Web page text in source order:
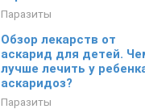
Паразиты
Обзор лекарств от
аскарид для детей.
лучше лечить у
аскаридоз?
Паразиты